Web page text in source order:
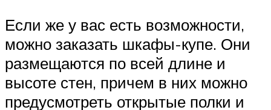
Если же у вас есть возможности,
можно заказать шкафы-купе. Они
размещаются по всей длине и
высоте стен, причем в них можно
предусмотреть открытые полки и